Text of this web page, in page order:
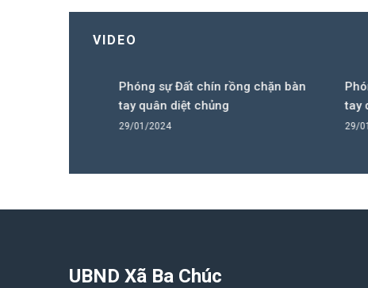
VIDEO
Phóng sự Đất chín rồng chặn bàn
tay quân diệt chủng
29/01/2024
Phóng
tay
29/01/2024
UBND Xã Ba Chúc